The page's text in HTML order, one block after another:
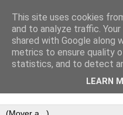
Semanario independiente
This site uses cookies
and to analyze traffic.
shared with Google along
metrics to ensure quality
statistics, and to detect
LEARN